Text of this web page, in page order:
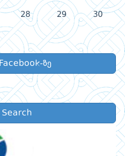
28 29 30
ზე
Search